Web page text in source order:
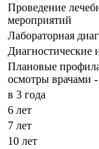
Проведение
мероприятий
Лабораторная
Диагностические
Плановые
осмотры врачами
в 3 года
6 лет
7 лет
10 лет